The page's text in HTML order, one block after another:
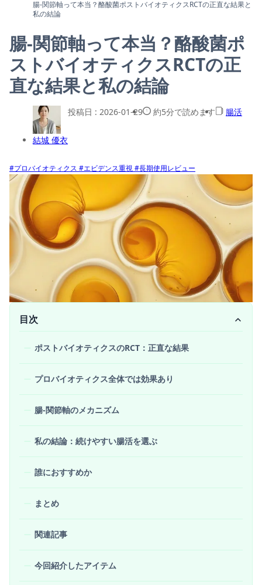
腸-関節軸って本当？酪酸菌ポストバイオティクスRCTの正直な結果と
私の結論
腸-関節軸って本当？酪酸菌ポ
ストバイオティクスRCTの正
直な結果と私の結論
結城 優衣
投稿日 : 2026-01-29 約5分で読めます 腸活
#プロバイオティクス #エビデンス重視#長期使用レビュー
目次
ポストバイオティクスのRCT：正直な結果
プロバイオティクス全体では効果あり
腸-関節軸のメカニズム
私の結論：続けやすい腸活を選ぶ
誰におすすめか
まとめ
関連記事
今回紹介したアイテム